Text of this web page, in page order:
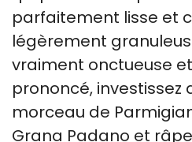
parfaitement lisse et
légèrement
vraiment onctueuse
prononcé, investissez
morceau de
Grana Padano et